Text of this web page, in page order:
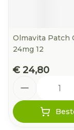
Olmavita Patch
24mg 12
€ 24,80